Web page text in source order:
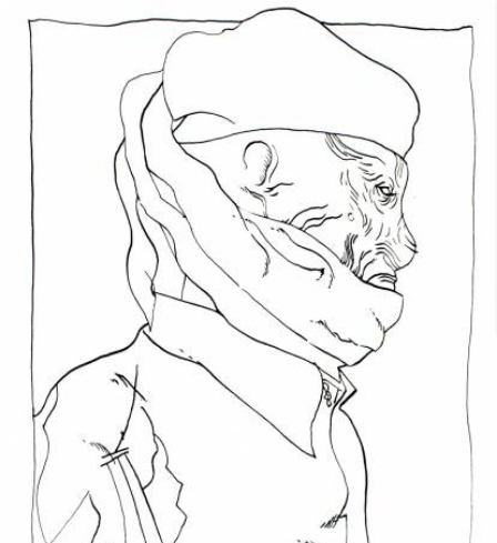
Skip to main content